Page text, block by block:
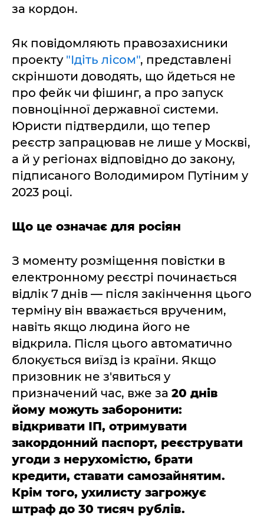
за кордон.
Як повідомляють правозахисники
проекту"Ідіть лісом", представлені
скріншоти доводять, що йдеться не
про фейк чи фішинг, а про запуск
повноцінної державної системи.
Юристи підтвердили, що тепер
реєстр запрацював не лише у Москві,
а й у регіонах відповідно до закону,
підписаного Володимиром Путіним у
2023 році.
Що це означає для росіян
З моменту розміщення повістки в
електронному реєстрі починається
відлік 7 днів — після закінчення цього
терміну він вважається врученим,
навіть якщо людина його не
відкрила. Після цього автоматично
блокується виїзд із країни. Якщо
призовник не з'явиться у
призначений час, вже за 20 днів
йому можуть заборонити:
відкривати ІП, отримувати
закордонний паспорт, реєструвати
угоди з нерухомістю, брати
кредити, ставати самозайнятим.
Крім того, ухилисту загрожує
штраф до 30 тисяч рублів.